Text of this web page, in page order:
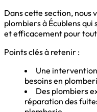
Dans cette section, nous
plombiers à Écublens
et efficacement pour
Points clés à retenir :
Une
besoins en
Des plombiers
réparation des